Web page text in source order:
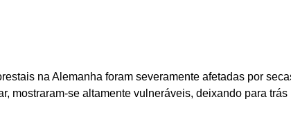
na Alemanha foram severamente afetadas por
mostraram-se altamente vulneráveis, deixando para